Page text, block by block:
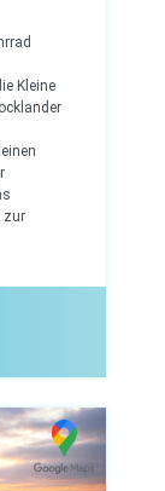
Kleine
zur